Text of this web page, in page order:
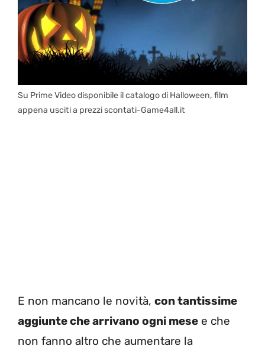
Su Prime Video disponibile il catalogo di Halloween, film
appena usciti a prezzi scontati-Game4all.it
E non mancano le novità, con tantissime
aggiunte che arrivano ogni mese e che
non fanno altro che aumentare la